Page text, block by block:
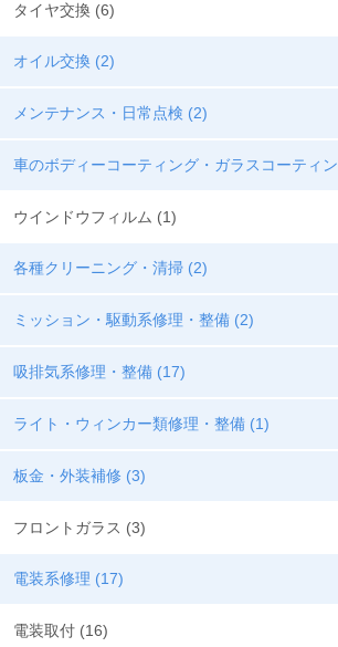
タイヤ交換 (6)
オイル交換 (2)
メンテナンス・日常点検 (2)
車のボディーコーティング・ガラスコーティ
ウインドウフィルム (1)
各種クリーニング・清掃 (2)
ミッション・駆動系修理・整備 (2)
吸排気系修理・整備 (17)
ライト・ウィンカー類修理・整備 (1)
板金・外装補修 (3)
フロントガラス (3)
電装系修理 (17)
電装取付 (16)